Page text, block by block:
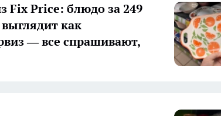
Fix Price: блюдо за 249
как
— все спрашивают,